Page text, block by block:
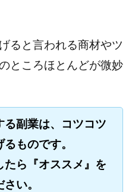
ると言われる商材やツ
ところほとんどが微妙
る副業は、コツコツ
ものです。
たら『オススメ』を
い。
哉
ト)
ナ
フォトチェッカー
フォトレ
ょうパラダイス
ラックサタン(Black Satan)